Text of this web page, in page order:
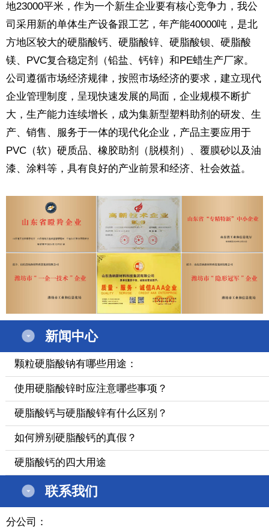
地23000平米，作为一个新生企业要有核心竞争力，我公
司采用新的单体生产设备跟工艺，年产能40000吨，是北
方地区较大的硬脂酸钙、硬脂酸锌、硬脂酸钡、硬脂酸
镁、PVC复合稳定剂（铅盐、钙锌）和PE蜡生产厂家。
公司遵循市场经济规律，按照市场经济的要求，建立现代
企业管理制度，呈现快速发展的局面，企业规模不断扩
大，生产能力连续增长，成为集新型塑料助剂的研发、生
产、销售、服务于一体的现代化企业，产品主要应用于
PVC（软）硬质品、橡胶助剂（脱模剂）、覆膜砂以及油
漆、涂料等，具有良好的产业前景和经济、社会效益。
新闻中心
颗粒硬脂酸钠有哪些用途：
使用硬脂酸锌时应注意哪些事项？
硬脂酸钙与硬脂酸锌有什么区别？
如何辨别硬脂酸钙的真假？
硬脂酸钙的四大用途
联系我们
分公司：